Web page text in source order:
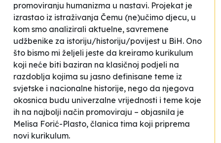
promoviranju humanizma u nastavi. Projekat je
izrastao iz istraživanja Čemu (ne)učimo djecu, u
kom smo analizirali aktuelne, savremene
udžbenike za istoriju/historiju/povijest u BiH. Ono
što bismo mi željeli jeste da kreiramo kurikulum
koji neće biti baziran na klasičnoj podjeli na
razdoblja kojima su jasno definisane teme iz
svjetske i nacionalne historije, nego da njegova
okosnica budu univerzalne vrijednosti i teme koje
ih na najbolji način promoviraju – objasnila je
Melisa Forić-Plasto, članica tima koji priprema
novi kurikulum.